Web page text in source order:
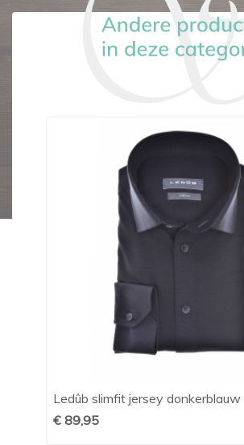
Ledûb slimfit jersey donkerblauw
€ 89,95